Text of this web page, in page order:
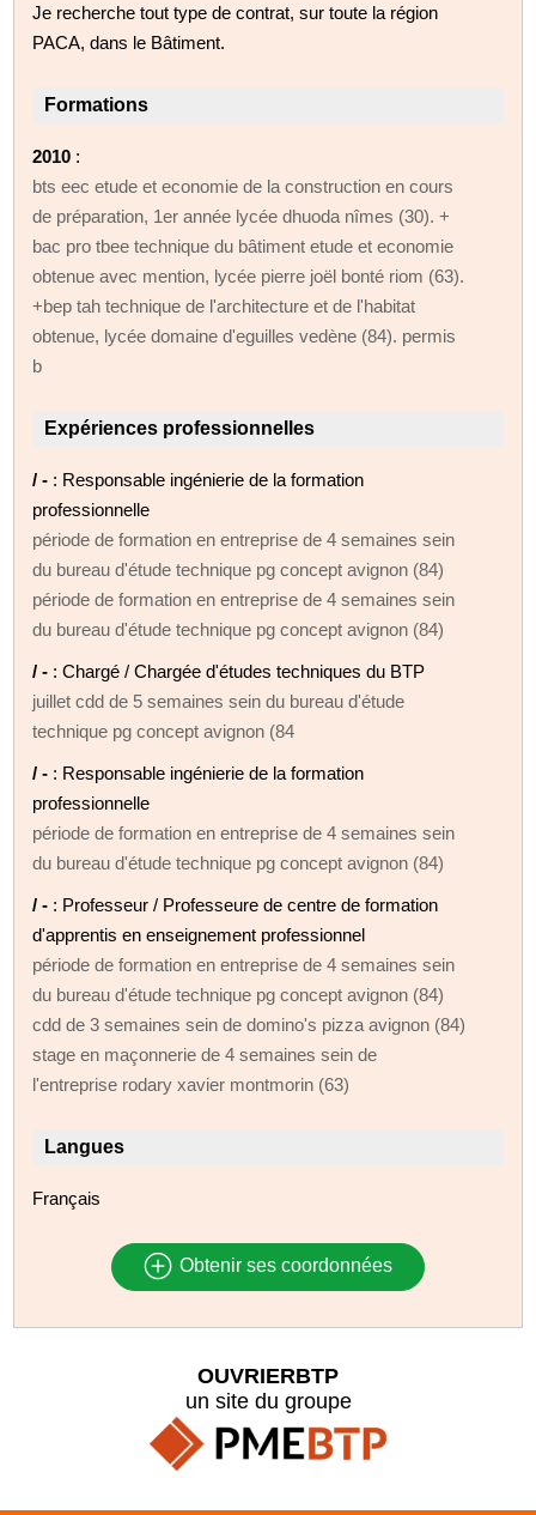
Je recherche tout type de contrat, sur toute la région
PACA, dans le Bâtiment.
Formations
2010 :
bts eec etude et economie de la construction en cours
de préparation, 1er année lycée dhuoda nîmes (30). +
bac pro tbee technique du bâtiment etude et economie
obtenue avec mention, lycée pierre joël bonté riom (63).
+bep tah technique de l'architecture et de l'habitat
obtenue, lycée domaine d'eguilles vedène (84). permis
b
Expériences professionnelles
/ - : Responsable ingénierie de la formation
professionnelle
période de formation en entreprise de 4 semaines sein
du bureau d'étude technique pg concept avignon (84)
période de formation en entreprise de 4 semaines sein
du bureau d'étude technique pg concept avignon (84)
/ - : Chargé / Chargée d'études techniques du BTP
juillet cdd de 5 semaines sein du bureau d'étude
technique pg concept avignon (84
/ - : Responsable ingénierie de la formation
professionnelle
période de formation en entreprise de 4 semaines sein
du bureau d'étude technique pg concept avignon (84)
/ - : Professeur / Professeure de centre de formation
d'apprentis en enseignement professionnel
période de formation en entreprise de 4 semaines sein
du bureau d'étude technique pg concept avignon (84)
cdd de 3 semaines sein de domino's pizza avignon (84)
stage en maçonnerie de 4 semaines sein de
l'entreprise rodary xavier montmorin (63)
Langues
Français
Obtenir ses coordonnées
OUVRIERBTP
un site du groupe